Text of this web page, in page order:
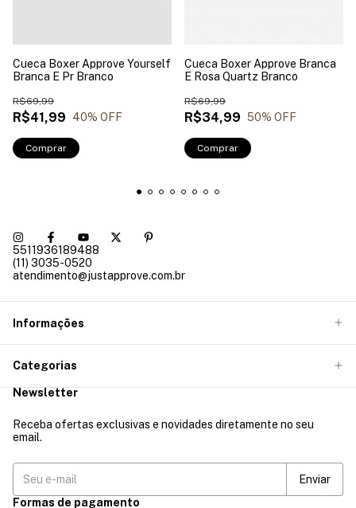
Cueca Boxer Approve Yourself
Branca E Pr Branco
R$41,99
R$69,99
40% OFF
Comprar
Cueca Boxer Approve Branca
E Rosa Quartz Branco
R$34,99
R$69,99
50% OFF
Comprar
5511936189488
(11) 3035-0520
atendimento@justapprove.com.br
Informações
Categorias
Newsletter
Receba ofertas exclusivas e novidades diretamente no seu
email.
Formas de pagamento